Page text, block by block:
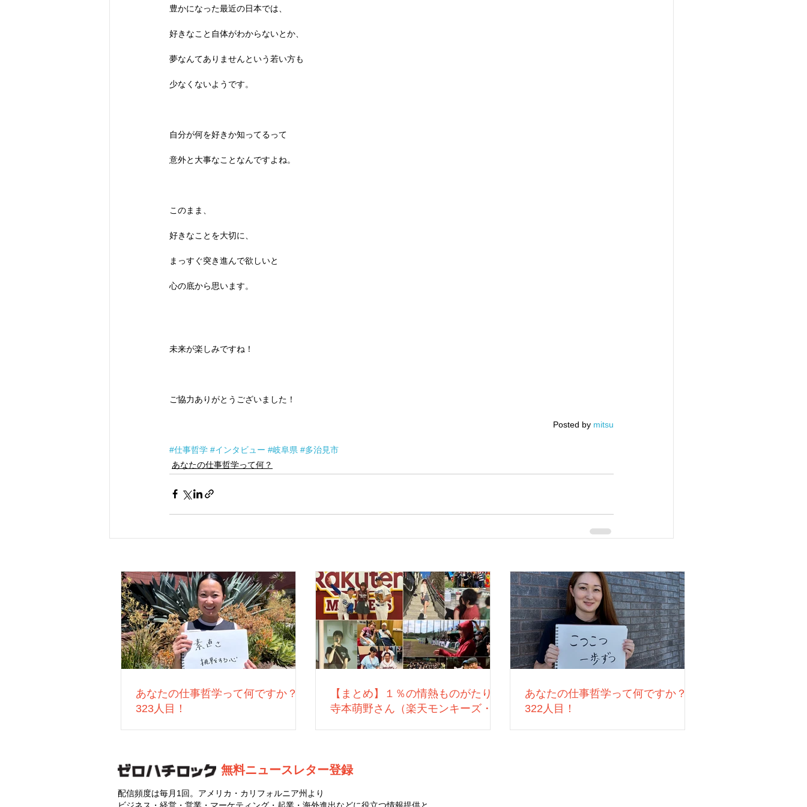
豊かになった最近の日本では、
好きなこと自体がわからないとか、
夢なんてありませんという若い方も
少なくないようです。
自分が何を好きか知ってるって
意外と大事なことなんですよね。
このまま、
好きなことを大切に、
まっすぐ突き進んで欲しいと
心の底から思います。
未来が楽しみですね！
ご協力ありがとうございました！
Posted by mitsu
#仕事哲学 #インタビュー #岐阜県 #多治見市
あなたの仕事哲学って何？
あなたの仕事哲学って何ですか？
323人目！
【まとめ】１％の情熱ものがたり：
寺本萌野さん（楽天モンキーズ・営
あなたの仕事哲学って何ですか？
322人目！
無料ニュースレター登録
配信頻度は毎月1回。アメリカ・カリフォルニア州より
ビジネス・経営・営業・マーケティング・起業・海外進出などに役立つ情報提供と、